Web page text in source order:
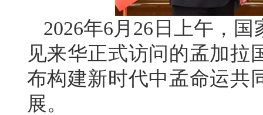
2026年6月26日上午，
见来华正式访问的孟加拉
布构建新时代中孟命运共
展。